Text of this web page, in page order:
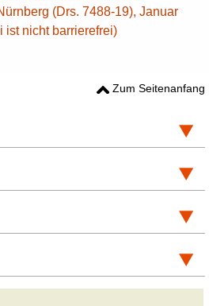
(Drs. 7488-19), Januar
ist nicht barrierefrei)
Zum Seitenanfang